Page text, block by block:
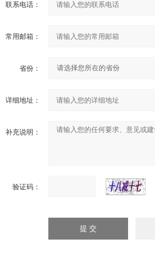
联系电话：
常用邮箱：
省份：
详细地址：
补充说明：
验证码：